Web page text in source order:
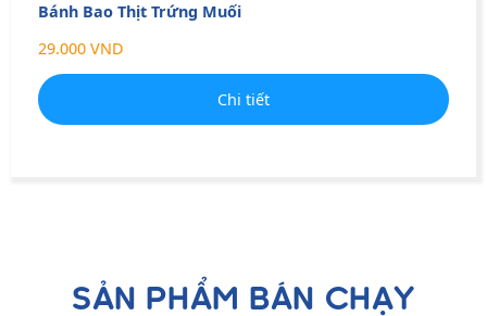
Bánh Bao Thịt Trứng Muối
29.000 VND
Chi tiết
SẢN PHẨM BÁN CHẠY